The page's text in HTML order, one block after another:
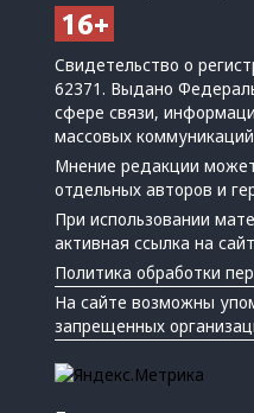
Свидетельство о
62371. Выдано
сфере связи,
массовых
Мнение редакции
отдельных авторов и
При использовании
активная ссылка на
Политика обработки
На сайте возможны
запрещенных